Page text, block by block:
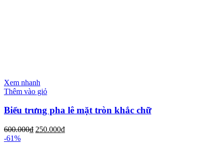
Xem nhanh
Thêm vào giỏ
Biểu trưng pha lê mặt tròn khắc chữ
600.000₫ 250.000₫
-61%